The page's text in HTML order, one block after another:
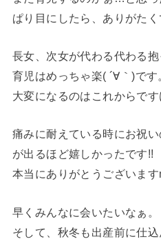
ぱり目にしたら、ありがたく
長女、次女が代わる代わる
育児はめっちゃ楽( ´∀｀)です
大変になるのはこれからで
痛みに耐えている時にお祝
が出るほど嬉しかったです!!
本当にありがとうございま
早くみんなに会いたいなぁ。
そして、秋冬も出産前に仕